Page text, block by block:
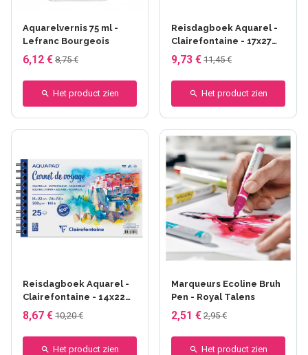
Aquarelvernis 75 ml -
Lefranc Bourgeois
6,12 € 8,75 €
Het product zien
Reisdagboek Aquarel -
Clairefontaine - 17x27
cm
9,73 € 11,45 €
Het product zien
Reisdagboek Aquarel -
Clairefontaine - 14x22
cm
8,67 € 10,20 €
Het product zien
+46 anderen
Marqueurs Ecoline Bruh
Pen - Royal Talens
2,51 € 2,95 €
Het product zien